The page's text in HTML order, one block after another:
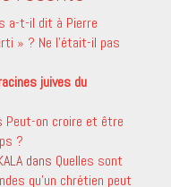
a-t-il dit à Pierre
» ? Ne l’était-il pas
juives du
Peut-on croire et être
?
dans Quelles sont
qu’un chrétien peut